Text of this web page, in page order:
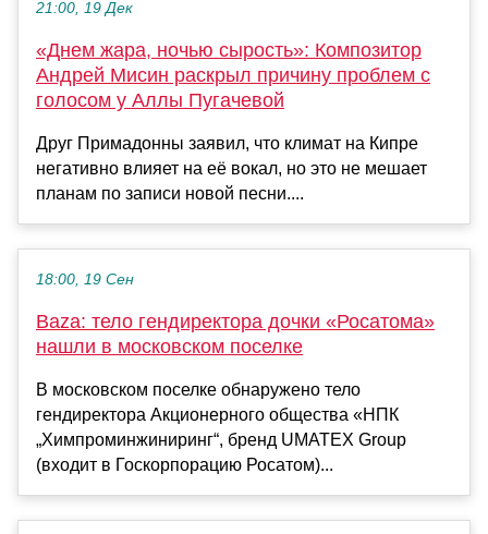
21:00, 19 Дек
«Днем жара, ночью сырость»: Композитор
Андрей Мисин раскрыл причину проблем с
голосом у Аллы Пугачевой
Друг Примадонны заявил, что климат на Кипре
негативно влияет на её вокал, но это не мешает
планам по записи новой песни....
18:00, 19 Сен
Baza: тело гендиректора дочки «Росатома»
нашли в московском поселке
В московском поселке обнаружено тело
гендиректора Акционерного общества «НПК
„Химпроминжиниринг“, бренд UMATEX Group
(входит в Госкорпорацию Росатом)...